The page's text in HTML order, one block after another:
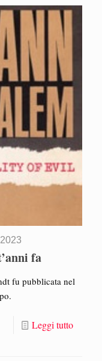
fa
fu pubblicata nel
Leggi tutto